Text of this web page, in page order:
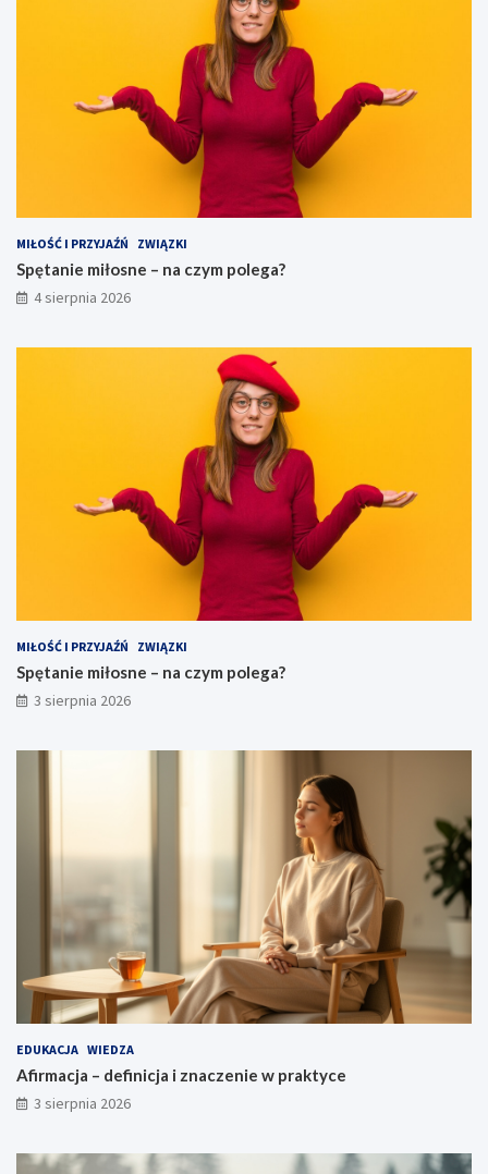
MIŁOŚĆ I PRZYJAŹŃ ZWIĄZKI
Spętanie miłosne – na czym polega?
4 sierpnia 2026
MIŁOŚĆ I PRZYJAŹŃ ZWIĄZKI
Spętanie miłosne – na czym polega?
3 sierpnia 2026
EDUKACJA WIEDZA
Afirmacja – definicja i znaczenie w praktyce
3 sierpnia 2026